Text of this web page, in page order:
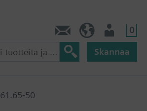
0
Skannaa
50